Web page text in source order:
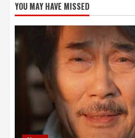
YOU MAY HAVE MISSED